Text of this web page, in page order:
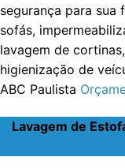
segurança para sua
sofás,
lavagem de
higienização de
ABC Paulista
Lavagem de